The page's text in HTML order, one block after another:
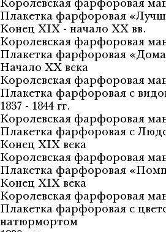
Королевская фарфоровая
Плакетка фарфоровая
Конец XIX - начало XX вв.
Королевская фарфоровая
Плакетка фарфоровая
Начало XX века
Королевская фарфоровая
Плакетка фарфоровая с
1837 - 1844 гг.
Королевская фарфоровая
Плакетка фарфоровая с
Конец XIX века
Королевская фарфоровая
Плакетка фарфоровая
Конец XIX века
Королевская фарфоровая
Плакетка фарфоровая с
натюрмортом